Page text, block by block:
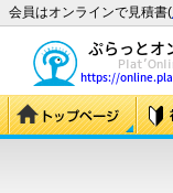
会員はオンラインで見積書(